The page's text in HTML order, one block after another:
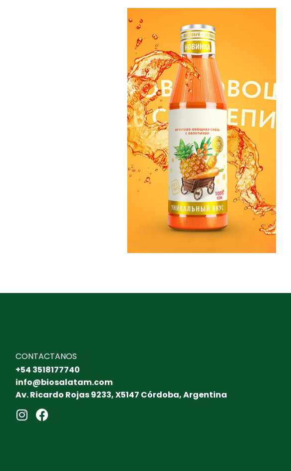
CONTACTANOS
+54 3518177740
info@biosalatam.com
Av. Ricardo Rojas 9233, X5147 Córdoba, Argentina